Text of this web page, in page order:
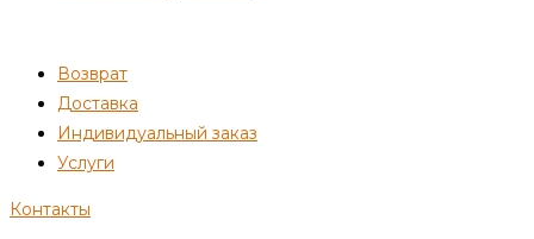
Возврат
Доставка
Индивидуальный заказ
Услуги
Контакты